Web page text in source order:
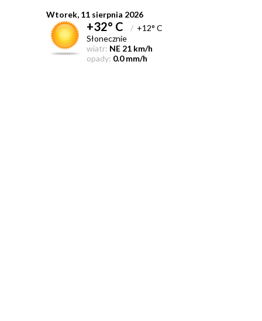
Wtorek, 11 sierpnia 2026
+32° C /+12° C
Słonecznie
wiatr: NE 21 km/h
opady: 0.0 mm/h